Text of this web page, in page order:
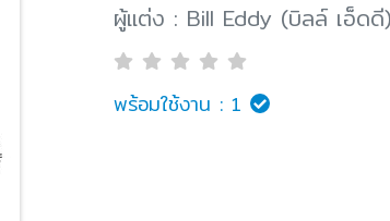
ผู้แต่ง : Bill Eddy (บิลล์ เอ็ดดี)
พร้อมใช้งาน : 1